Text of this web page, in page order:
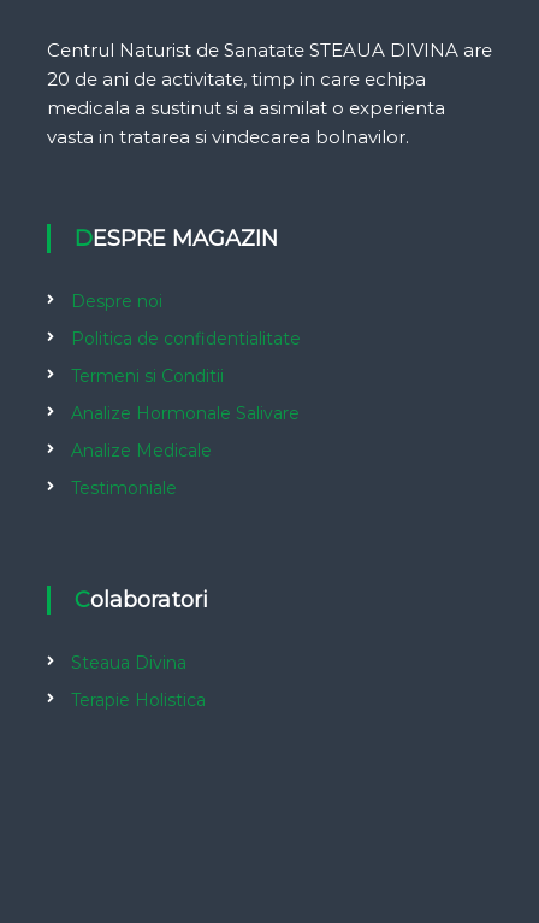
Centrul Naturist de Sanatate STEAUA DIVINA are
20 de ani de activitate, timp in care echipa
medicala a sustinut si a asimilat o experienta
vasta in tratarea si vindecarea bolnavilor.
DESPRE MAGAZIN
Despre noi
Politica de confidentialitate
Termeni si Conditii
Analize Hormonale Salivare
Analize Medicale
Testimoniale
Colaboratori
Steaua Divina
Terapie Holistica